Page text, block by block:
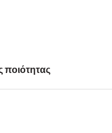
ποιότητας